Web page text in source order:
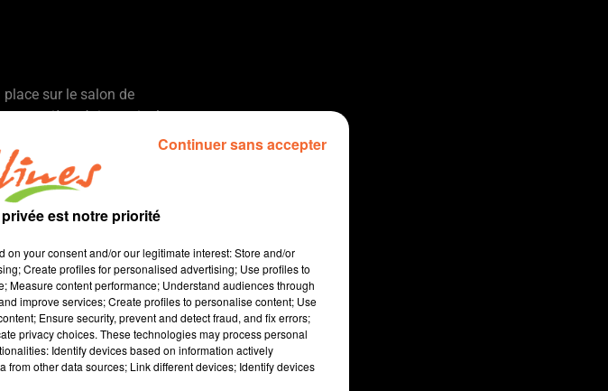
sur le salon de
première région agicole
de l'humour en val de
Nuil-les-Aubiers.
hier soir son marathon
de l'association Les
a livré son verdict :
à Thouars est la
end pour nos équipes deux-
site internet.
est notre priorité
your consent and/or our legitimate interest: Store and/or
Create profiles for personalised advertising; Use profiles to
content performance; Understand audiences through
improve services; Create profiles to personalise content; Use
Ensure security, prevent and detect fraud, and fix errors;
privacy choices. These technologies may process personal
Identify devices based on information actively
other data sources; Link different devices; Identify devices
Continuer sans accepter